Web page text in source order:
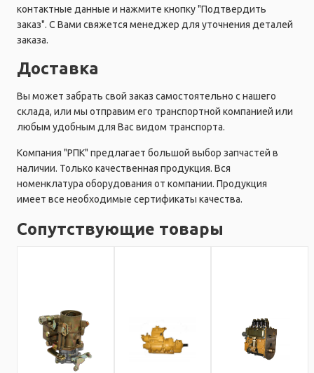
контактные данные и нажмите кнопку "Подтвердить
заказ". С Вами свяжется менеджер для уточнения деталей
заказа.
Доставка
Вы может забрать свой заказ самостоятельно с нашего
склада, или мы отправим его транспортной компанией или
любым удобным для Вас видом транспорта.
Компания "РПК" предлагает большой выбор запчастей в
наличии. Только качественная продукция. Вся
номенклатура оборудования от компании. Продукция
имеет все необходимые сертификаты качества.
Сопутствующие товары